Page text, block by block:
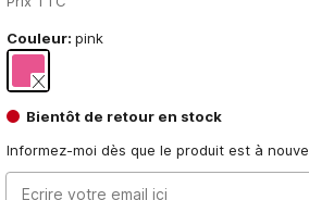
Couleur: pink
Bientôt de retour en stock
Informez-moi dès que le produit est à
Ecrire votre email ici